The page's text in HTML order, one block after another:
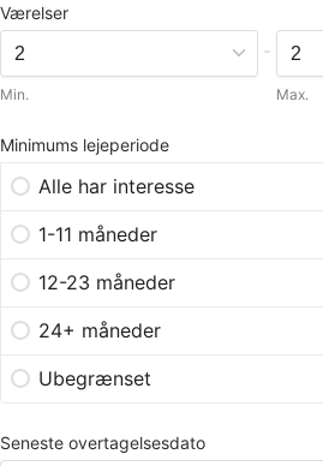
Værelser
Min.
-
Max.
Minimums lejeperiode
Alle har interesse
1-11 måneder
12-23 måneder
24+ måneder
Ubegrænset
Seneste overtagelsesdato